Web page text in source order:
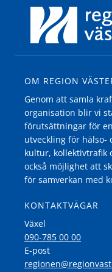
OM REGION
Genom att samla
organisation blir vi
förutsättningar för
utveckling för hälso-
kultur, kollektivtrafik
också möjlighet att
för samverkan med
KONTAKTVÄGAR
Växel
090-785 00 00
E-post